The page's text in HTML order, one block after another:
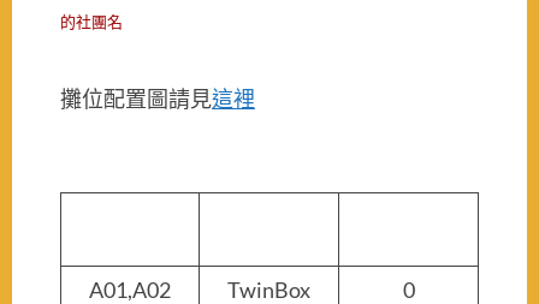
的社團名
攤位配置圖請見這裡
A01,A02 TwinBox
0